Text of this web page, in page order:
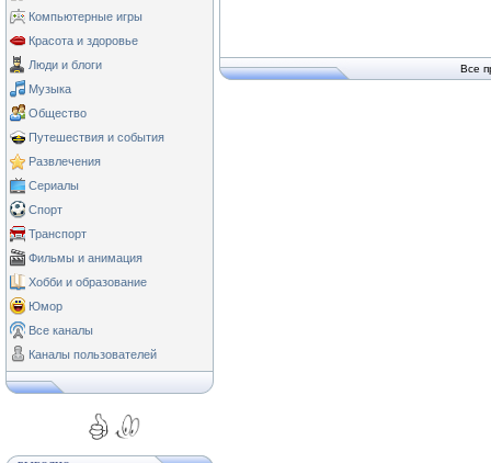
Компьютерные игры
Красота и здоровье
Люди и блоги
Музыка
Общество
Путешествия и события
Развлечения
Сериалы
Спорт
Транспорт
Фильмы и анимация
Хобби и образование
Юмор
Все каналы
Каналы пользователей
Все